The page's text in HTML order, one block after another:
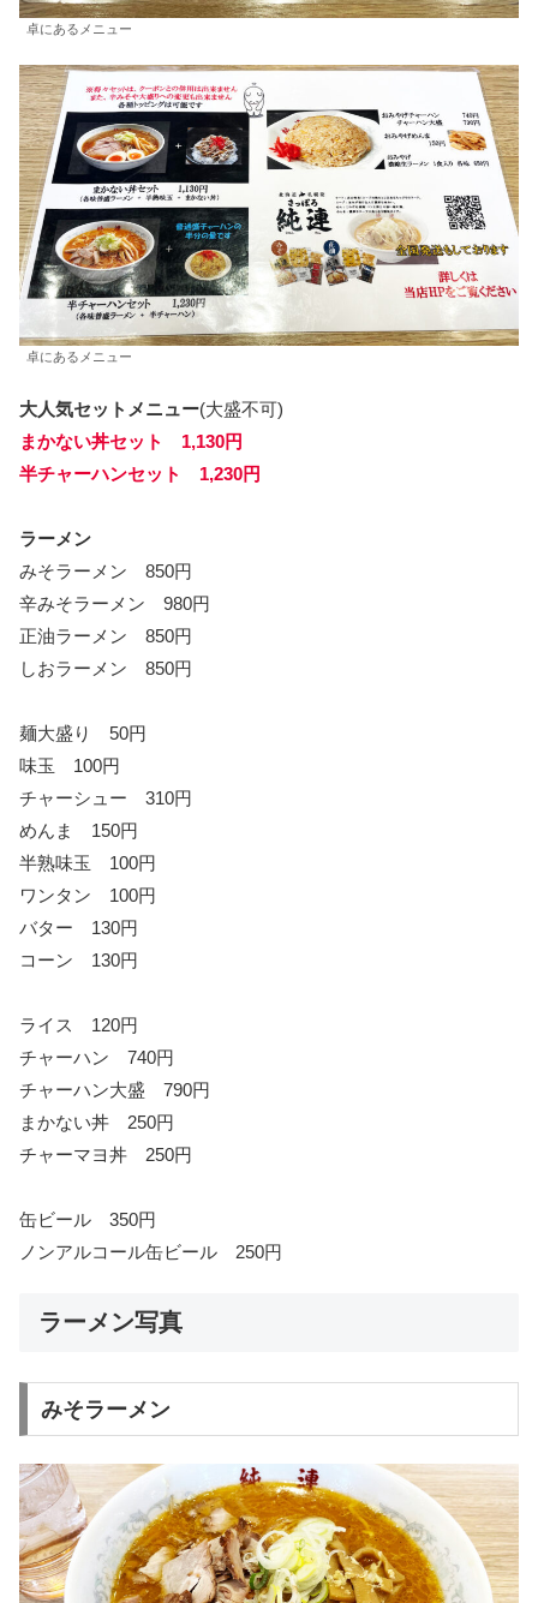
卓にあるメニュー
卓にあるメニュー
大人気セットメニュー(大盛不可)
まかない丼セット 1,130円
半チャーハンセット 1,230円
ラーメン
みそラーメン 850円
辛みそラーメン 980円
正油ラーメン 850円
しおラーメン 850円
麺大盛り 50円
味玉 100円
チャーシュー 310円
めんま 150円
半熟味玉 100円
ワンタン 100円
バター 130円
コーン 130円
ライス 120円
チャーハン 740円
チャーハン大盛 790円
まかない丼 250円
チャーマヨ丼 250円
缶ビール 350円
ノンアルコール缶ビール 250円
ラーメン写真
みそラーメン